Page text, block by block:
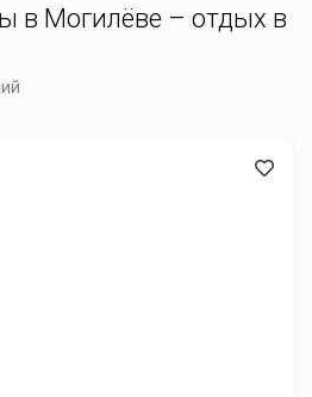
в Могилёве – отдых в